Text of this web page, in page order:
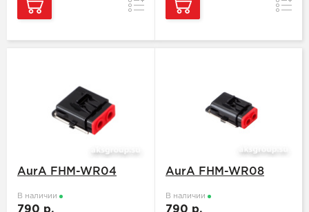
Сравнение
AurA FHM-WR04
В наличии
790 р.
AurA FHM-WR08
В наличии
790 р.